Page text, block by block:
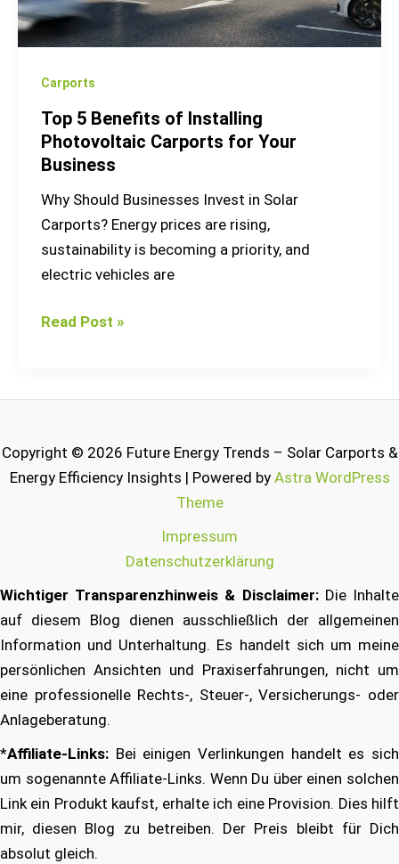
Carports
Top 5 Benefits of Installing
Photovoltaic Carports for Your
Business
Why Should Businesses Invest in Solar
Carports? Energy prices are rising,
sustainability is becoming a priority, and
electric vehicles are
Business
Read Post »
Copyright © 2026 Future Energy Trends – Solar Carports &
Energy Efficiency Insights | Powered by Astra WordPress
Theme
Impressum
Datenschutzerklärung
Wichtiger Transparenzhinweis & Disclaimer:Die Inhalte
auf diesem Blog dienen ausschließlich der allgemeinen
Information und Unterhaltung. Es handelt sich um meine
persönlichen Ansichten und Praxiserfahrungen, nicht um
eine professionelle Rechts-, Steuer-, Versicherungs- oder
Anlageberatung.
*Affiliate-Links: Bei einigen Verlinkungen handelt es sich
um sogenannte Affiliate-Links. Wenn Du über einen solchen
Link ein Produkt kaufst, erhalte ich eine Provision. Dies hilft
mir, diesen Blog zu betreiben. Der Preis bleibt für Dich
absolut gleich.